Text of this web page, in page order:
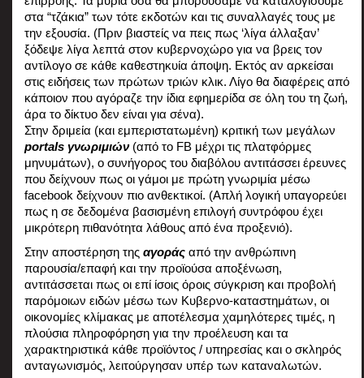
στα “τζάκια” των τότε εκδοτών και τις συναλλαγές τους με
την εξουσία. (Πριν βιαστείς να πεις πως ‘λίγα άλλαξαν’
ξόδεψε λίγα λεπτά στον κυβερνοχώρο για να βρεις τον
αντίλογο σε κάθε καθεστηκυία άποψη. Εκτός αν αρκείσαι
στις ειδήσεις των πρώτων τριών κλικ. Λίγο θα διαφέρεις από
κάποιον που αγόραζε την ίδια εφημερίδα σε όλη του τη ζωή,
άρα το δίκτυο δεν είναι για σένα).
portals γνωριμιών (από το FB μέχρι τις πλατφόρμες
μηνυμάτων), ο συνήγορος του διαβόλου αντιτάσσει έρευνες
που δείχνουν πως οι γάμοι με πρώτη γνωριμία μέσω
facebook δείχνουν πιο ανθεκτικοί. (Απλή λογική υπαγορεύει
πως η σε δεδομένα βασισμένη επιλογή συντρόφου έχει
μικρότερη πιθανότητα λάθους από ένα προξενιό).
Στην αποστέρηση της αγοράς από την ανθρώπινη
παρουσία/επαφή και την προϊούσα αποξένωση,
αντιτάσσεται πως οι επί ίσοις όροις σύγκριση και προβολή
παρόμοιων ειδών μέσω των Κυβερνο-καταστημάτων, οι
οικονομίες κλίμακας με αποτέλεσμα χαμηλότερες τιμές, η
πλούσια πληροφόρηση για την προέλευση και τα
χαρακτηριστικά κάθε προϊόντος / υπηρεσίας και ο σκληρός
ανταγωνισμός, λειτούργησαν υπέρ των καταναλωτών.